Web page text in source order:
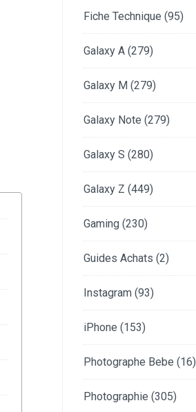
Fiche Technique (95)
Galaxy A (279)
Galaxy M (279)
Galaxy Note (279)
Galaxy S (280)
Galaxy Z (449)
Gaming (230)
Guides Achats (2)
Instagram (93)
iPhone (153)
Photographe Bebe (16)
Photographie (305)